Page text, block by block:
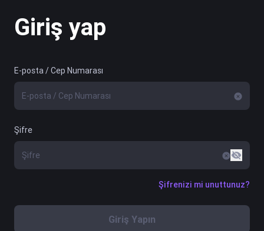
Giriş yap
E-posta / Cep Numarası
Şifre
Şifrenizi mi unuttunuz?
Giriş Yapın